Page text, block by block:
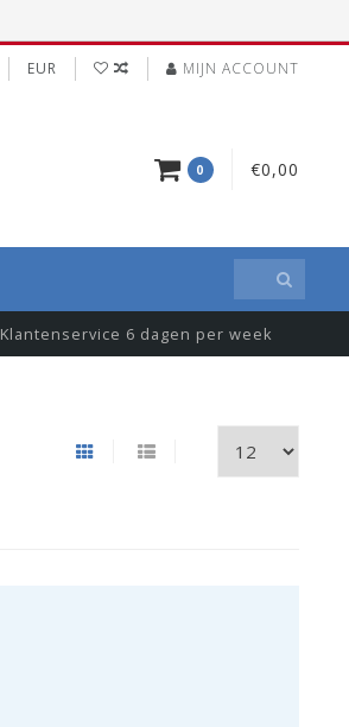
EUR MIJN ACCOUNT
0 €0,00
Klantenservice 6 dagen per week